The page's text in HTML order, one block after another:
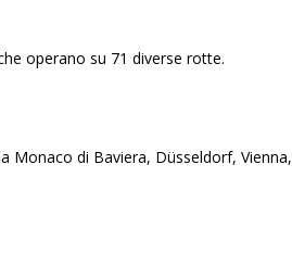
operano su 71 diverse rotte.
Monaco di Baviera, Düsseldorf, Vienna,